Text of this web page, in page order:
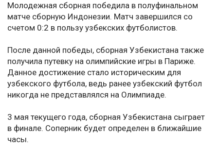
Молодежная сборная победила в полуфинальном
матче сборную Индонезии. Матч завершился со
счетом 0:2 в пользу узбекских футболистов.
После данной победы, сборная Узбекистана также
получила путевку на олимпийские игры в Париже.
Данное достижение стало историческим для
узбекского футбола, ведь ранее узбекский футбол
никогда не представлялся на Олимпиаде.
3 мая текущего года, сборная Узбекистана сыграет
в финале. Соперник будет определен в ближайшие
часы.